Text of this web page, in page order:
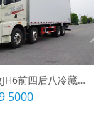
(9.6米）解放JH6前四后八冷藏车报价
5000